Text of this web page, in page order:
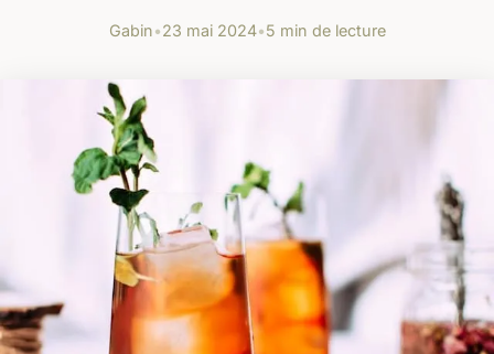
Gabin•23 mai 2024•5 min de lecture